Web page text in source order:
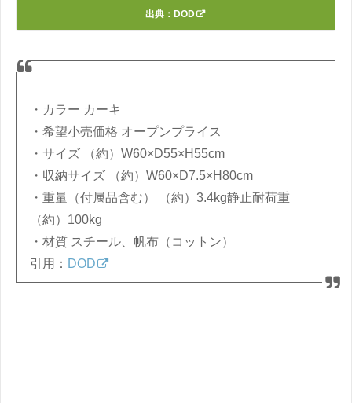
出典： DOD
・カラー カーキ
・希望小売価格 オープンプライス
・サイズ （約）W60×D55×H55cm
・収納サイズ （約）W60×D7.5×H80cm
・重量（付属品含む） （約）3.4kg静止耐荷重
（約）100kg
・材質 スチール、帆布（コットン）
引用： DOD